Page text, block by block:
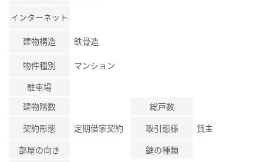
インターネット
建物構造 鉄骨造
物件種別
マンション
駐車場
建物階数
総戸数
契約形態
定期借家契約 取引態様
貸主
部屋の向き
鍵の種類